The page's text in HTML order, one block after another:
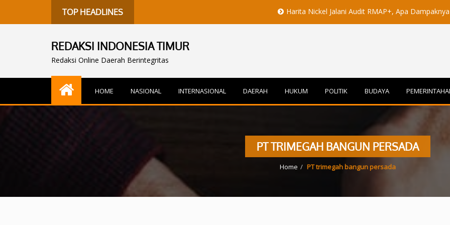
TOP HEADLINES Harita Nickel Jalani Audit RMAP+, Apa Dampaknya untuk
REDAKSI INDONESIA TIMUR
Redaksi Online Daerah Berintegritas
HOME NASIONAL INTERNASIONAL DAERAH HUKUM POLITIK BUDAYA
PT TRIMEGAH BANGUN PERSADA
Home PT trimegah bangun persada